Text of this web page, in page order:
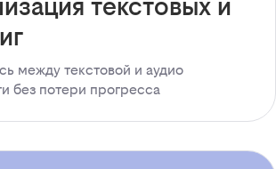
текстовых и
между текстовой и аудио
без потери прогресса